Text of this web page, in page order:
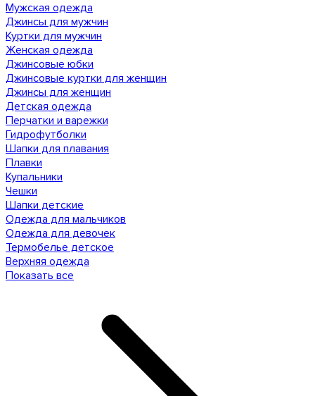
Мужская одежда
Джинсы для мужчин
Куртки для мужчин
Женская одежда
Джинсовые юбки
Джинсовые куртки для женщин
Джинсы для женщин
Детская одежда
Перчатки и варежки
Гидрофутболки
Шапки для плавания
Плавки
Купальники
Чешки
Шапки детские
Одежда для мальчиков
Одежда для девочек
Термобелье детское
Верхняя одежда
Показать все